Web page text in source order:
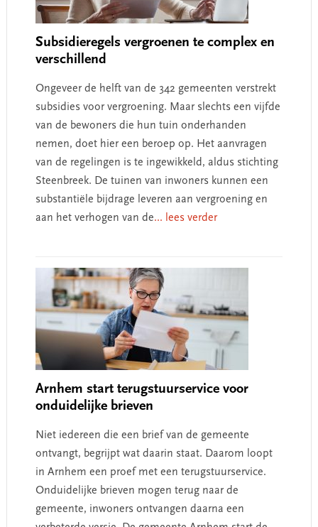
Subsidieregels vergroenen te complex en
verschillend
Ongeveer de helft van de 342 gemeenten verstrekt
subsidies voor vergroening. Maar slechts een vijfde
van de bewoners die hun tuin onderhanden
nemen, doet hier een beroep op. Het aanvragen
van de regelingen is te ingewikkeld, aldus stichting
Steenbreek. De tuinen van inwoners kunnen een
substantiële bijdrage leveren aan vergroening en
aan het verhogen van de... lees verder
Arnhem start terugstuurservice voor
onduidelijke brieven
Niet iedereen die een brief van de gemeente
ontvangt, begrijpt wat daarin staat. Daarom loopt
in Arnhem een proef met een terugstuurservice.
Onduidelijke brieven mogen terug naar de
gemeente, inwoners ontvangen daarna een